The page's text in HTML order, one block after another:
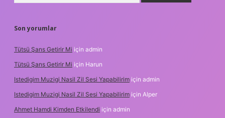
Son yorumlar
Tütsü Şans Getirir Mi için admin
Tütsü Şans Getirir Mi için Harun
Istedigim Muzigi Nasil Zil Sesi Yapabilirim için admin
Istedigim Muzigi Nasil Zil Sesi Yapabilirim için Alper
Ahmet Hamdi Kimden Etkilendi için admin